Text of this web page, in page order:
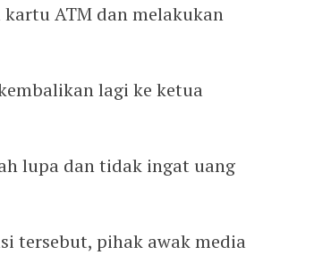
ATM dan melakukan
lagi ke ketua
lupa dan tidak ingat uang
tersebut, pihak awak media